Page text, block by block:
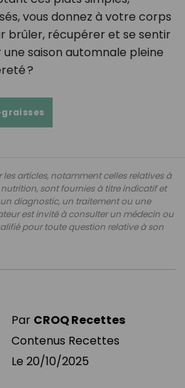
vous donnez à votre corps
brûler, récupérer et se sentir
une saison automnale pleine
?
articles, notamment celles relatives à
sont fournies à titre indicatif et
diagnostic, un traitement ou une
est invité à consulter un médecin ou
pour toute question relative à son
Par CROQ Recettes
Contenus Recettes
Le 20/10/2025